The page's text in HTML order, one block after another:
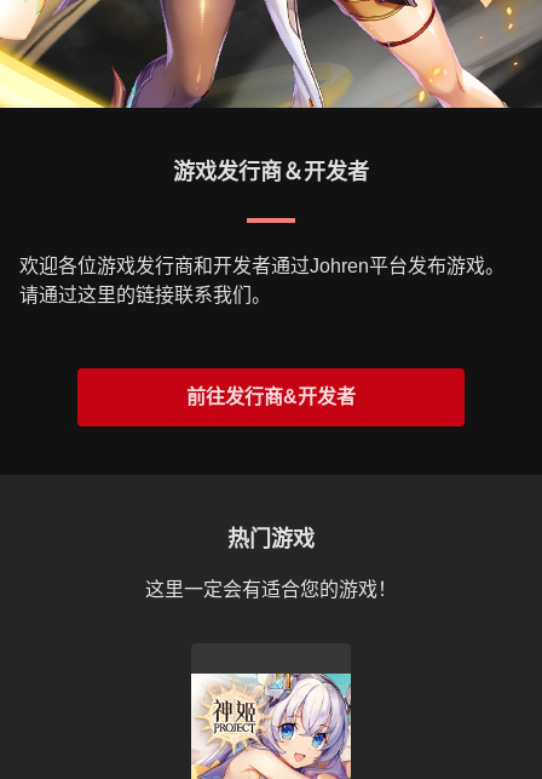
游戏发行商＆开发者
欢迎各位游戏发行商和开发者通过Johren平台发布游戏。
请通过这里的链接联系我们。
前往发行商&开发者
热门游戏
这里一定会有适合您的游戏！